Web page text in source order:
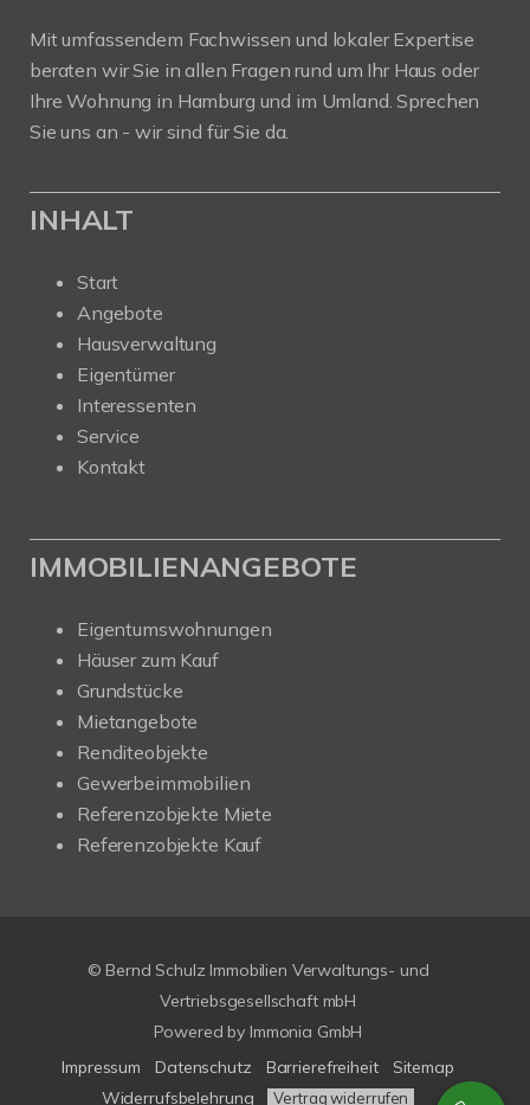
Mit umfassendem Fachwissen und lokaler Expertise
beraten wir Sie in allen Fragen rund um Ihr Haus oder
Ihre Wohnung in Hamburg und im Umland. Sprechen
Sie uns an - wir sind für Sie da.
INHALT
Start
Angebote
Hausverwaltung
Eigentümer
Interessenten
Service
Kontakt
IMMOBILIENANGEBOTE
Eigentumswohnungen
Häuser zum Kauf
Grundstücke
Mietangebote
Renditeobjekte
Gewerbeimmobilien
Referenzobjekte Miete
Referenzobjekte Kauf
© Bernd Schulz Immobilien Verwaltungs- und
Vertriebsgesellschaft mbH
Powered by Immonia GmbH
Impressum
Datenschutz Barrierefreiheit
Sitemap
Widerrufsbelehrung
Vertrag widerrufen